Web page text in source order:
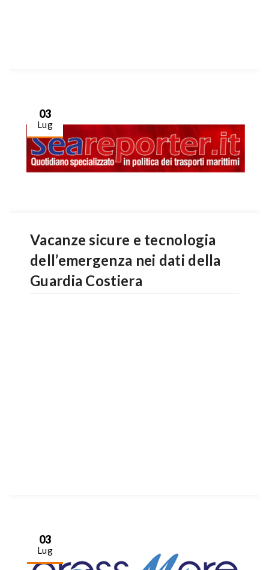
03
Lug
Vacanze sicure e tecnologia
dell’emergenza nei dati della
Guardia Costiera
03
Lug